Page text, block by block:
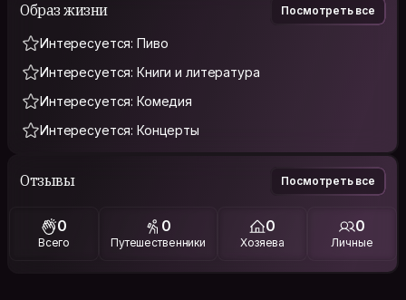
Образ жизни Посмотреть все
Интересуется: Пиво
Интересуется: Книги и литература
Интересуется: Комедия
Интересуется: Концерты
Отзывы Посмотреть все
0
Всего
0
Путешественники
0
Хозяева
0
Личные